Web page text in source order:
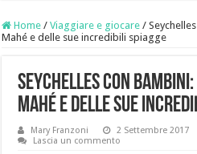
Home / Viaggiare e giocare /
Mahé e delle sue incredibili spiagge
Seychelles con
Mahé e delle sue
Mary Franzoni 2 Settembre 2017
Lascia un commento